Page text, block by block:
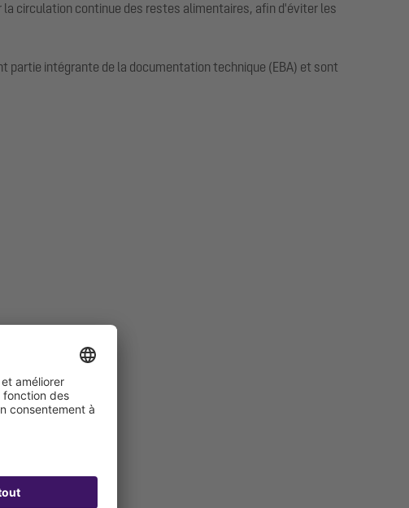
la circulation continue des restes alimentaires, afin d'éviter les
partie intégrante de la documentation technique (EBA) et sont